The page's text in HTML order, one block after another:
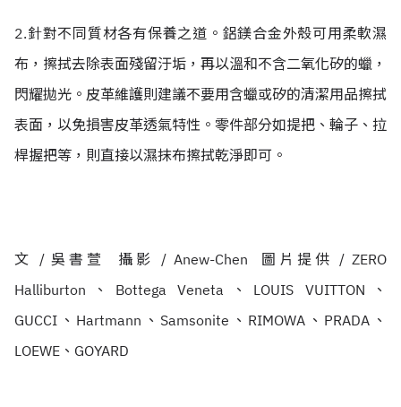
2.針對不同質材各有保養之道。鋁鎂合金外殼可用柔軟濕
布，擦拭去除表面殘留汙垢，再以溫和不含二氧化矽的蠟，
閃耀拋光。皮革維護則建議不要用含蠟或矽的清潔用品擦拭
表面，以免損害皮革透氣特性。零件部分如提把、輪子、拉
桿握把等，則直接以濕抹布擦拭乾淨即可。
文 / 吳書萱 攝影 / Anew-Chen 圖片提供 / ZERO
Halliburton、Bottega Veneta、LOUIS VUITTON、
GUCCI、Hartmann、Samsonite、RIMOWA、PRADA、
LOEWE、GOYARD